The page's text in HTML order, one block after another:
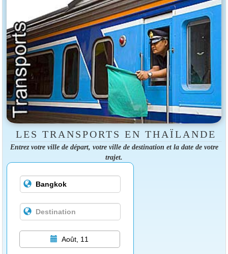
LES TRANSPORTS EN THAÏLANDE
Entrez votre ville de départ, votre ville de destination et la date de votre
trajet.
Août, 11